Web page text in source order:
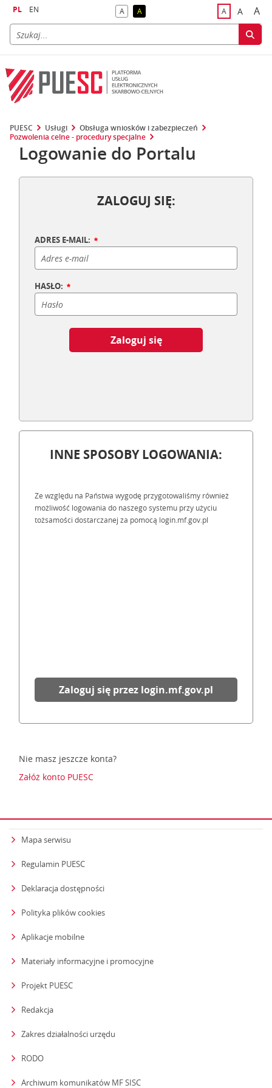
PL EN Akontrast domyślny
Akontrast żółty tekst na czarnym tle
Adomyślna
A A
PUESC Usługi
Obsługa wniosków i zabezpieczeń
Pozwolenia celne - procedury specjalne
Logowanie do Portalu
ZALOGUJ SIĘ:
ADRES E-MAIL:
HASŁO:
Zaloguj się
INNE SPOSOBY LOGOWANIA:
Ze względu na Państwa wygodę przygotowaliśmy również
możliwość logowania do naszego systemu przy użyciu
tożsamości dostarczanej za pomocą login.mf.gov.pl
Zaloguj się przez login.mf.gov.pl
Nie masz jeszcze konta?
Załóż konto PUESC
Mapa serwisu
Regulamin PUESC
Deklaracja dostępności
Polityka plików cookies
Aplikacje mobilne
Materiały informacyjne i promocyjne
Projekt PUESC
Redakcja
Zakres działalności urzędu
RODO
Archiwum komunikatów MF SISC